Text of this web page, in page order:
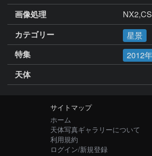
画像処理
カテゴリー
星景
特集
2012
天体
サイトマップ
ホーム
天体写真ギャラリーについて
利用規約
ログイン/新規登録